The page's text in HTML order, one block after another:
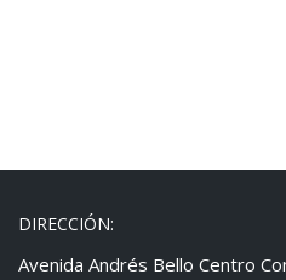
DIRECCIÓN:
Avenida Andrés Bello Centro